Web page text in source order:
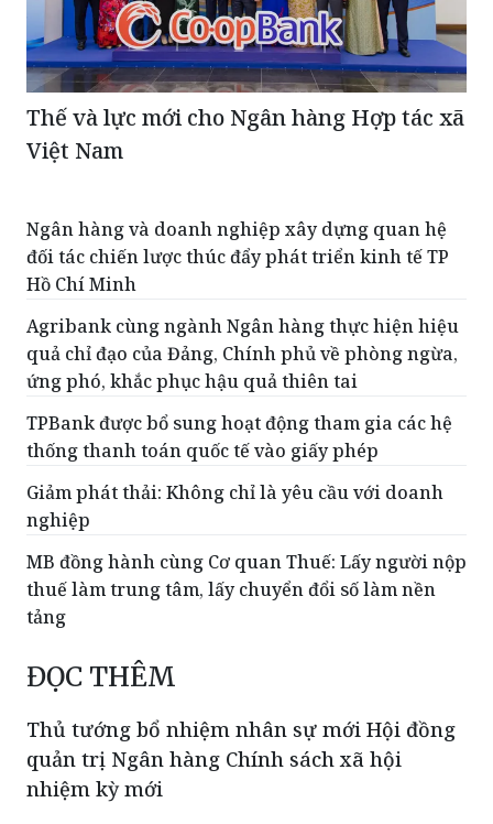
Thế và lực mới cho Ngân hàng Hợp tác xã
Việt Nam
Ngân hàng và doanh nghiệp xây dựng quan hệ
đối tác chiến lược thúc đẩy phát triển kinh tế TP
Hồ Chí Minh
Agribank cùng ngành Ngân hàng thực hiện hiệu
quả chỉ đạo của Đảng, Chính phủ về phòng ngừa,
ứng phó, khắc phục hậu quả thiên tai
TPBank được bổ sung hoạt động tham gia các hệ
thống thanh toán quốc tế vào giấy phép
Giảm phát thải: Không chỉ là yêu cầu với doanh
nghiệp
MB đồng hành cùng Cơ quan Thuế: Lấy người nộp
thuế làm trung tâm, lấy chuyển đổi số làm nền
tảng
ĐỌC THÊM
Thủ tướng bổ nhiệm nhân sự mới Hội đồng
quản trị Ngân hàng Chính sách xã hội
nhiệm kỳ mới